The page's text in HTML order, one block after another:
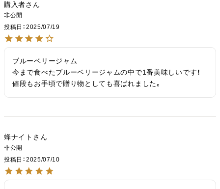
購入者
非公開
投稿日
2025/07/19
ブルーベリージャム
今まで食べたブルーベリージャムの中で1番美味しいです！
値段もお手頃で贈り物としても喜ばれました。
蜂ナイト
非公開
投稿日
2025/07/10